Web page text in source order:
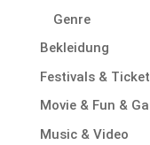
Genre
Bekleidung
Festivals &
Movie & Fun &
Music & Video